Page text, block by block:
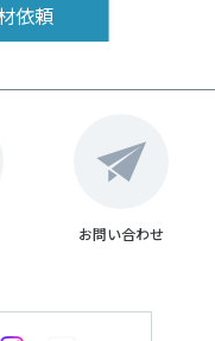
依頼
お問い合わせ